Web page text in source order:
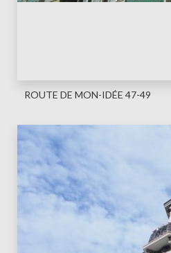
ROUTE DE MON-IDÉE 47-49